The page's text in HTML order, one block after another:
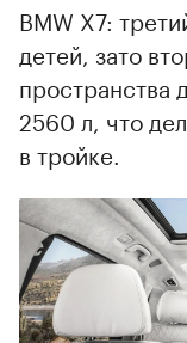
BMW X7:
детей, зато
пространства
2560 л, что
в тройке.